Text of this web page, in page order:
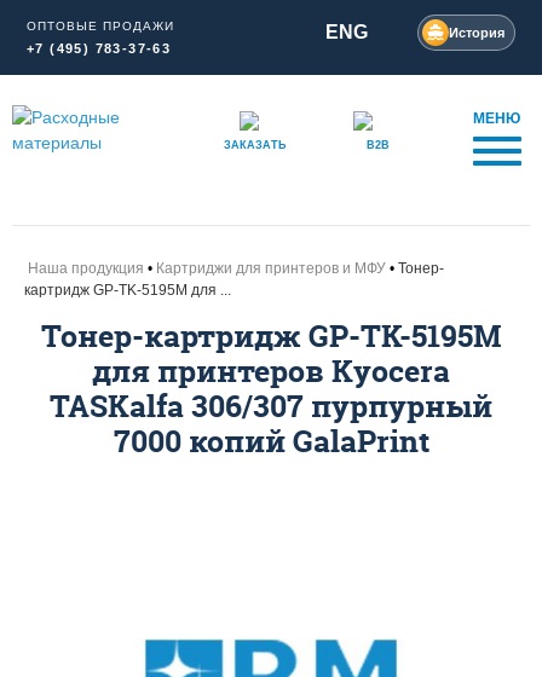
ОПТОВЫЕ ПРОДАЖИ
+7 (495) 783-37-63
ENG История
ЗАКАЗАТЬ B2B
МЕНЮ
Наша продукция Картриджи для принтеров и МФУ
Тонер-
картридж GP-TK-5195M для ...
Тонер-картридж GP-TK-5195M
для принтеров Kyocera
TASKalfa 306/307 пурпурный
7000 копий GalaPrint